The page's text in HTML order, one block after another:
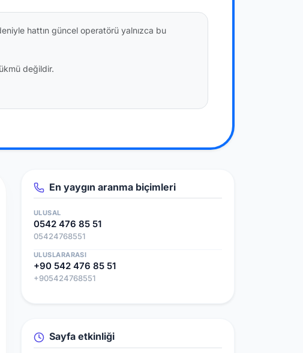
hattın güncel operatörü yalnızca bu
değildir.
En yaygın aranma biçimleri
ULUSAL
0542 476 85 51
05424768551
ULUSLARARASI
+90 542 476 85 51
+905424768551
Sayfa etkinliği